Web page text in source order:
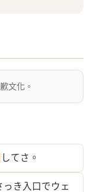
文化。
してさ。
き入口でウェ